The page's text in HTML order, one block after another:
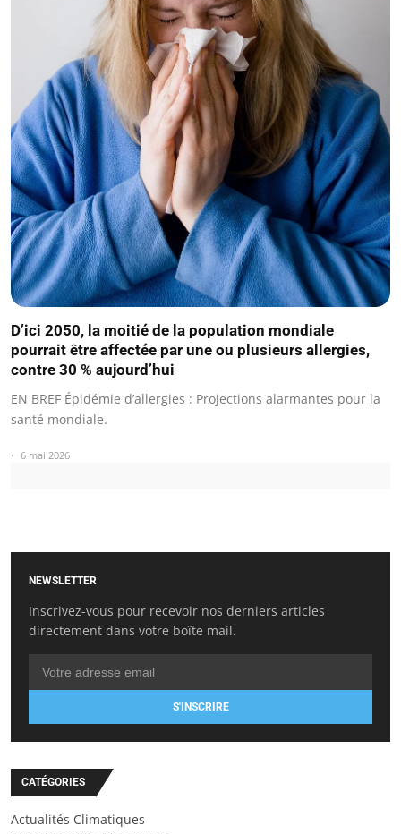
D’ici 2050, la moitié de la population mondiale
pourrait être affectée par une ou plusieurs allergies,
contre 30 % aujourd’hui
EN BREF Épidémie d’allergies : Projections alarmantes pour la
santé mondiale.
6 mai 2026
NEWSLETTER
Inscrivez-vous pour recevoir nos derniers articles
directement dans votre boîte mail.
S'INSCRIRE
CATÉGORIES
Actualités Climatiques